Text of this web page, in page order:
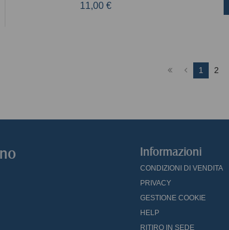
11,00 €
1 2
Informazioni
CONDIZIONI DI VENDITA
PRIVACY
GESTIONE COOKIE
HELP
RITIRO IN SEDE